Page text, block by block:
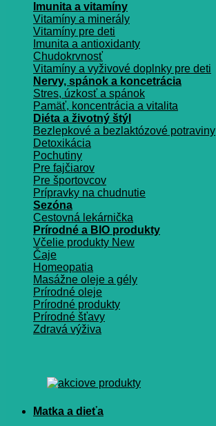
Imunita a vitamíny
Vitamíny a minerály
Vitamíny pre deti
Imunita a antioxidanty
Chudokrvnosť
Vitamíny a vyživové doplnky pre deti
Nervy, spánok a koncetrácia
Stres, úzkosť a spánok
Pamäť, koncentrácia a vitalita
Diéta a životný štýl
Bezlepkové a bezlaktózové potraviny
Detoxikácia
Pochutiny
Pre fajčiarov
Pre športovcov
Prípravky na chudnutie
Sezóna
Cestovná lekárnička
Prírodné a BIO produkty
Včelie produkty
Čaje
Homeopatia
Masážne oleje a gély
Prírodné oleje
Prírodné produkty
Prírodné šťavy
Zdravá výživa
Matka a dieťa